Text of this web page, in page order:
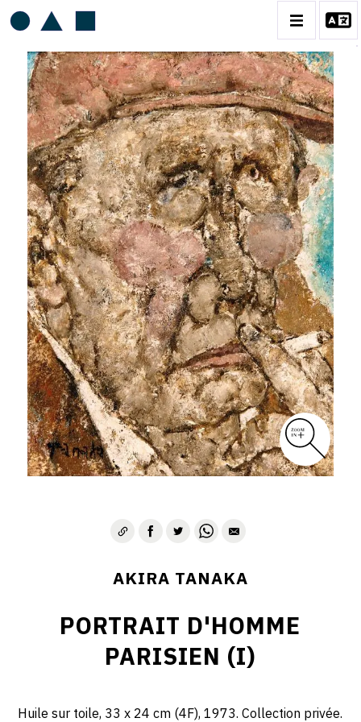
AKIRA TANAKA
BIOGRAPHIE
CATALOGUE DES OEUVRES
CONTACT
AKIRA TANAKA
PORTRAIT D'HOMME
PARISIEN (I)
Huile sur toile, 33 x 24 cm (4F), 1973. Collection privée.